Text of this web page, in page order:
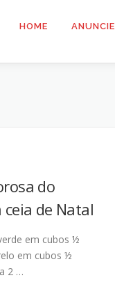
HOME ANUNCIE
do
de Natal
em cubos ½
em cubos ½
2 …